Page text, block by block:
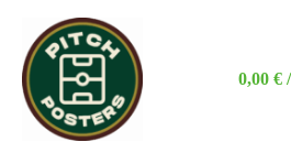
content
0,00 €/